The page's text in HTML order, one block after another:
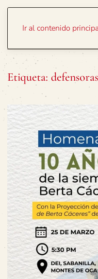
Ir al contenido
Etiqueta: